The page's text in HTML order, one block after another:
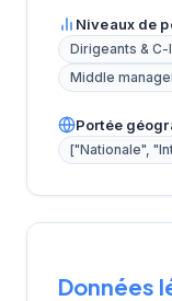
Niveaux de
Dirigeants & C-
Middle
Portée
["Nationale",
Données